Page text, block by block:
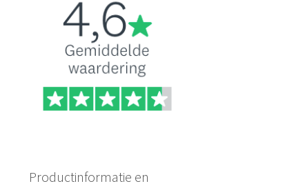
Productinformatie en